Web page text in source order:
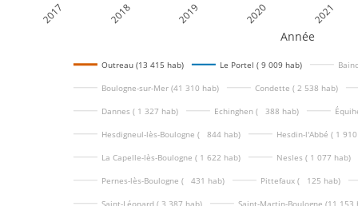
2017 2018 2019 2020 2021
Outreau (13 415 hab) Le Portel ( 9 009 hab)
Boulogne-sur-Mer (41 310 hab) Condette ( 2 538 hab)
Dannes ( 1 327 hab) Echinghen (   388 hab)
Hesdigneul-lès-Boulogne (   844 hab) Hesdin-l'Abbé ( 1
La Capelle-lès-Boulogne ( 1 622 hab) Nesles ( 1 077 hab)
Pernes-lès-Boulogne (   431 hab) Pittefaux (   125 hab)
Saint-Léonard ( 3 387 hab) Saint-Martin-Boulogne (11 153
Année